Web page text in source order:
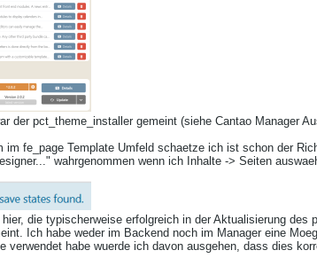
der pct_theme_installer gemeint (siehe Cantao Manager
im fe_page Template Umfeld schaetze ich ist schon der
wahrgenommen wenn ich Inhalte -> Seiten
die typischerweise erfolgreich in der Aktualisierung
Ich habe weder im Backend noch im Manager eine
verwendet habe wuerde ich davon ausgehen, dass dies